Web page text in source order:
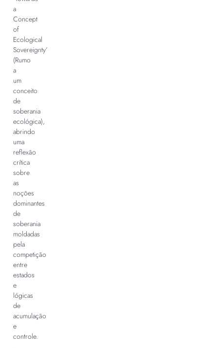
a
Concept
of
Ecological
Sovereignty’
(Rumo
a
um
conceito
de
soberania
ecológica),
abrindo
uma
reflexão
crítica
sobre
as
noções
dominantes
de
soberania
moldadas
pela
competição
entre
estados
e
lógicas
de
acumulação
e
controle.